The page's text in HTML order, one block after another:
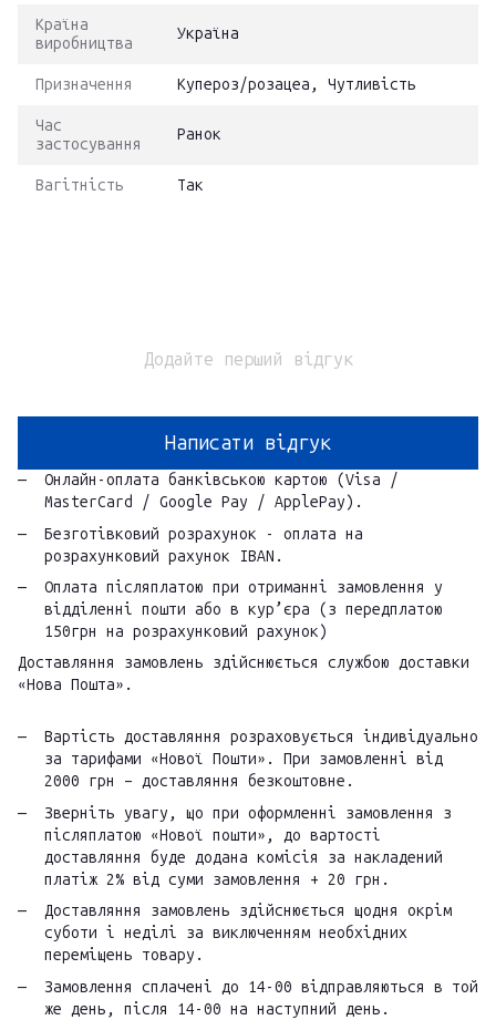
Країна
виробництва
Україна
Призначення Купероз/розацеа, Чутливість
Час
застосування
Ранок
Вагітність Так
Додайте перший відгук
Написати відгук
Онлайн-оплата банківською картою (Visa /
MasterCard / Google Pay / ApplePay).
Безготівковий розрахунок - оплата на
розрахунковий рахунок IBAN.
Оплата післяплатою при отриманні замовлення у
відділенні пошти або в кур’єра (з передплатою
150грн на розрахунковий рахунок)
Доставляння замовлень здійснюється службою доставки
«Нова Пошта».
Вартість доставляння розраховується індивідуально
за тарифами «Нової Пошти». При замовленні від
2000 грн – доставляння безкоштовне.
Зверніть увагу, що при оформленні замовлення з
післяплатою «Нової пошти», до вартості
доставляння буде додана комісія за накладений
платіж 2% від суми замовлення + 20 грн.
Доставляння замовлень здійснюється щодня окрім
суботи і неділі за виключенням необхідних
переміщень товару.
Замовлення сплачені до 14-00 відправляються в той
же день, після 14-00 на наступний день.